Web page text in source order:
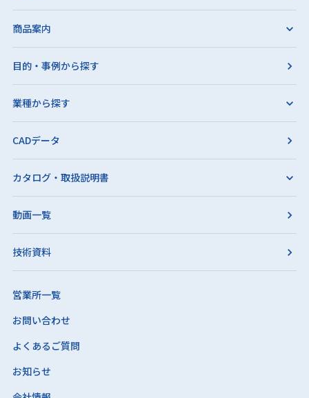
商品案内
目的・事例から探す
業種から探す
CADデータ
カタログ・取扱説明書
動画一覧
技術資料
営業所一覧
お問い合わせ
よくあるご質問
お知らせ